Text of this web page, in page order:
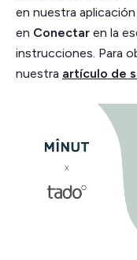
en nuestra
en Conectar en la
instrucciones. Para
nuestra artículo de